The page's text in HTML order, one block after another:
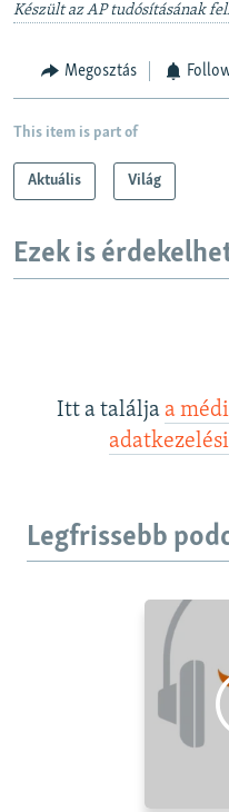
Készült az AP tudósításának
Megosztás
This item is part of
Aktuális Világ
Ezek is
Itt a találja a
Legfrissebb